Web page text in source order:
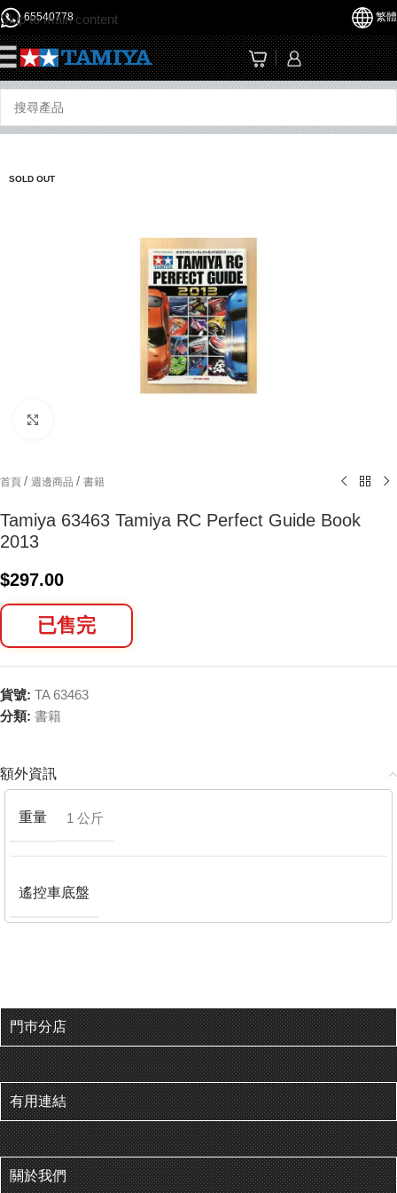
Skip to main content
65540778 繁體
SOLD OUT
首頁 / 週邊商品 / 書籍
Tamiya 63463 Tamiya RC Perfect Guide Book
2013
$297.00
已售完
貨號: TA 63463
分類: 書籍
額外資訊
重量 1 公斤
遙控車底盤
門巿分店
有用連結
關於我們